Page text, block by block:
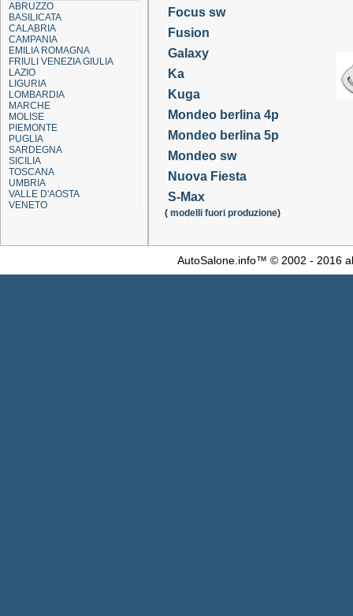
ABRUZZO
BASILICATA
CALABRIA
CAMPANIA
EMILIA ROMAGNA
FRIULI VENEZIA GIULIA
LAZIO
LIGURIA
LOMBARDIA
MARCHE
MOLISE
PIEMONTE
PUGLIA
SARDEGNA
SICILIA
TOSCANA
UMBRIA
VALLE D'AOSTA
VENETO
Focus sw
Fusion
Galaxy
Ka
Kuga
Mondeo berlina 4p
Mondeo berlina 5p
Mondeo sw
Nuova Fiesta
S-Max
( modelli fuori produzione)
AutoSalone.info™ © 2002 - 2016